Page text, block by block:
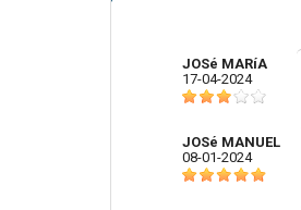
JOSé MARíA
17-04-2024
JOSé MANUEL
08-01-2024